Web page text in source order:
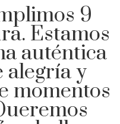
9
Estamos
auténtica
alegría y
momentos